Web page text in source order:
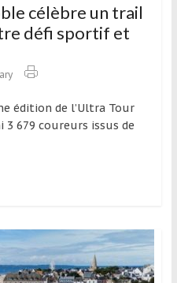
célèbre un trail
défi sportif et
édition de l’Ultra Tour
3 679 coureurs issus de